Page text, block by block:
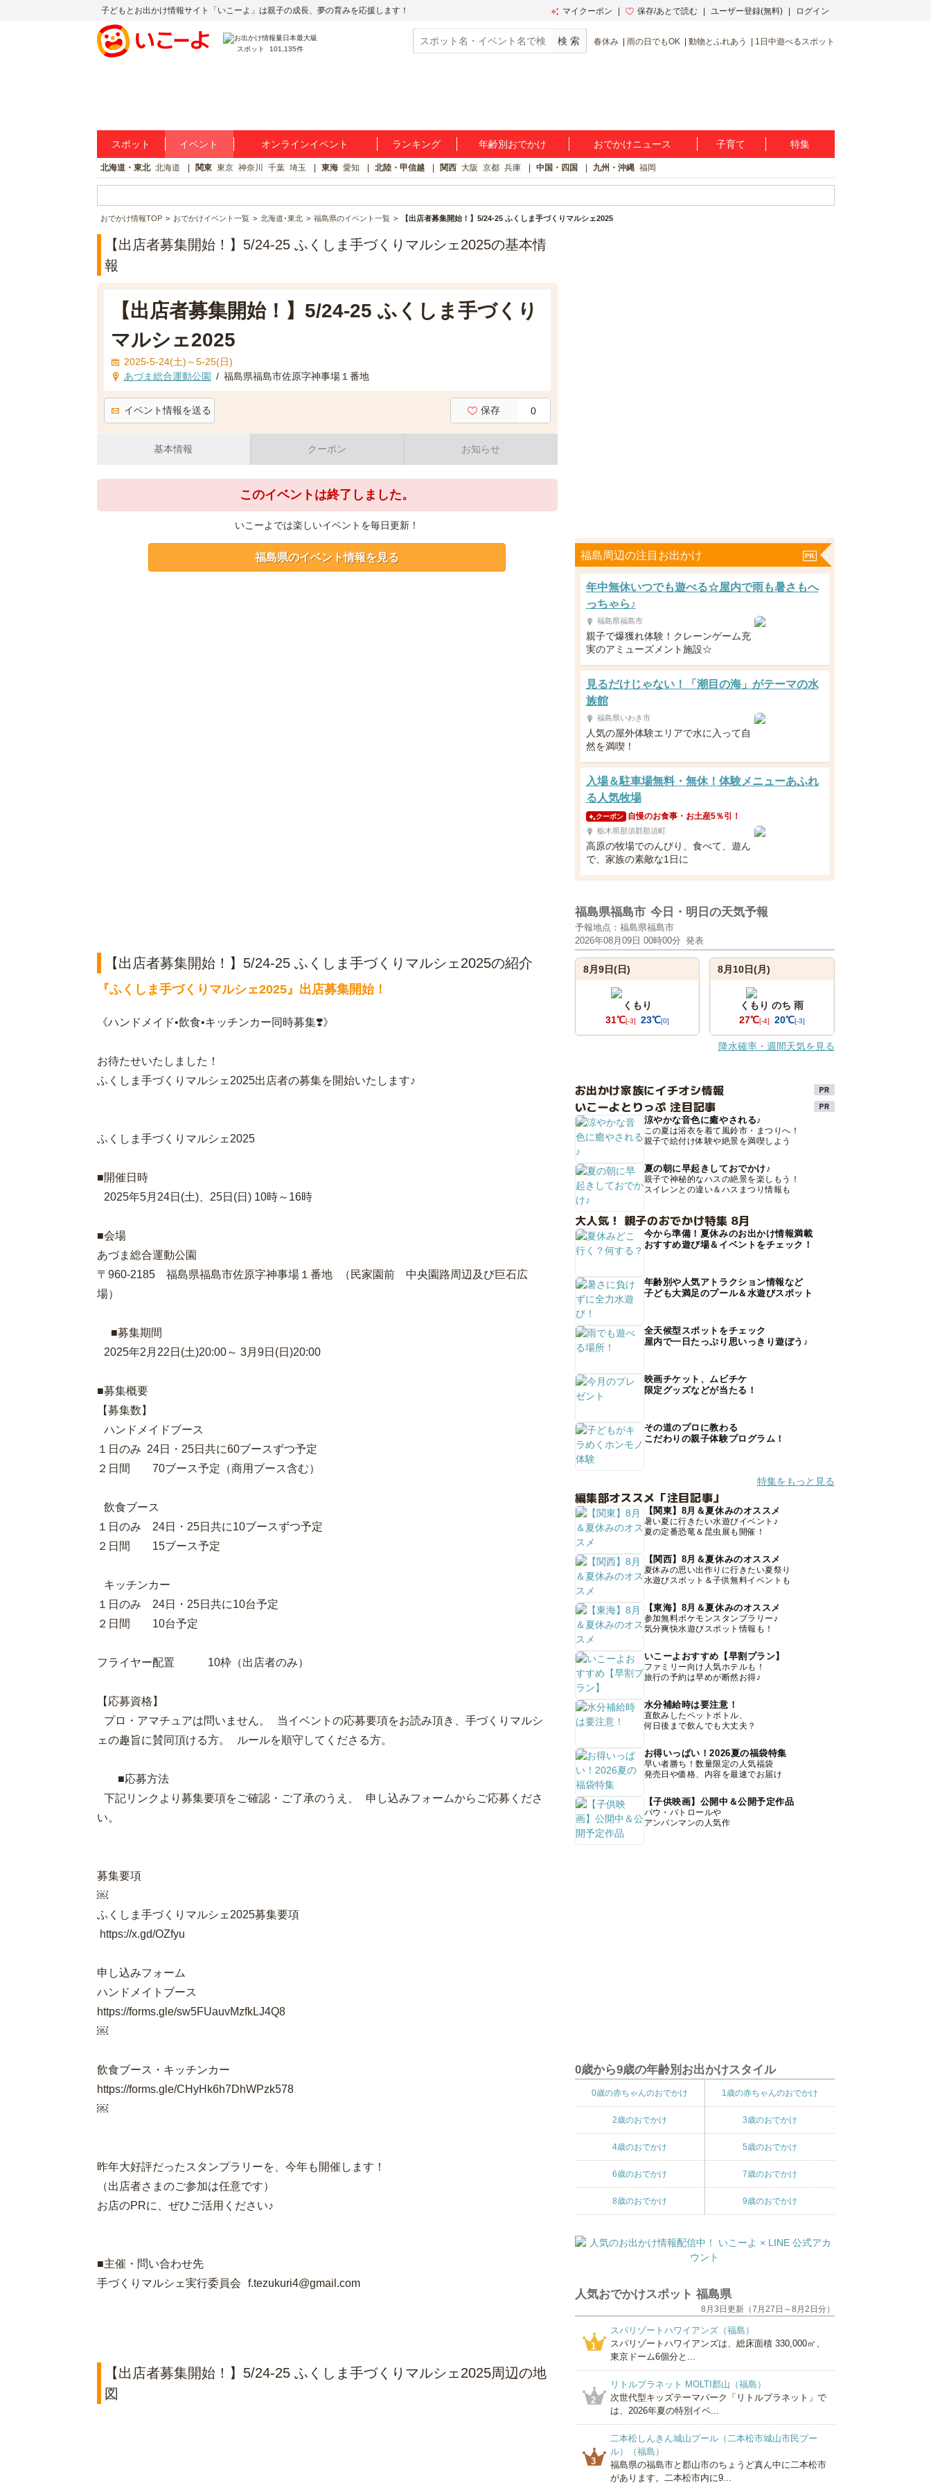
子どもとお出かけ情報サイト「いこーよ」は親子の成長、夢の育みを応援します！ マイクーポン 保存/あとで読む ユーザー登録(無料) ログイン
スポット 101,135件
春休み 雨の日でもOK 動物とふれあう 1日中遊べるスポット
スポット イベント オンラインイベント ランキング 年齢別おでかけ おでかけニュース 子育て 特集
北海道・東北 北海道 関東 東京 神奈川 千葉 埼玉 東海 愛知 北陸・甲信越 関西 大阪 京都 兵庫 中国・四国 九州・沖縄 福岡
おでかけ情報TOP おでかけイベント一覧 北海道･東北 福島県のイベント一覧 【出店者募集開始！】5/24-25 ふくしま手づくりマルシェ2025
【出店者募集開始！】5/24-25 ふくしま手づくりマルシェ2025の基本情
報
【出店者募集開始！】5/24-25 ふくしま手づくり
マルシェ2025
2025-5-24(土)～5-25(日)
あづま総合運動公園 / 福島県福島市佐原字神事場１番地
イベント情報を送る 保存 0
基本情報 クーポン お知らせ
このイベントは終了しました。
いこーよでは楽しいイベントを毎日更新！
福島県のイベント情報を見る
【出店者募集開始！】5/24-25 ふくしま手づくりマルシェ2025の紹介
『ふくしま手づくりマルシェ2025』出店募集開始！
《ハンドメイド•飲食•キッチンカー同時募集❣️》
お待たせいたしました！
ふくしま手づくりマルシェ2025出店者の募集を開始いたします♪
ふくしま手づくりマルシェ2025
■開催日時
2025年5月24日(土)、25日(日) 10時～16時
■会場
あづま総合運動公園
〒960-2185 福島県福島市佐原字神事場１番地 （民家園前 中央園路周辺及び巨石広
場）
■募集期間
2025年2月22日(土)20:00～ 3月9日(日)20:00
■募集概要
【募集数】
ハンドメイドブース
１日のみ 24日・25日共に60ブースずつ予定
２日間 70ブース予定（商用ブース含む）
飲食ブース
１日のみ 24日・25日共に10ブースずつ予定
２日間 15ブース予定
キッチンカー
１日のみ 24日・25日共に10台予定
２日間 10台予定
フライヤー配置 10枠（出店者のみ）
【応募資格】
プロ・アマチュアは問いません。 当イベントの応募要項をお読み頂き、手づくりマルシ
ェの趣旨に賛同頂ける方。 ルールを順守してくださる方。
■応募方法
下記リンクより募集要項をご確認・ご了承のうえ、 申し込みフォームからご応募くださ
い。
募集要項
￼
ふくしま手づくりマルシェ2025募集要項
https://x.gd/OZfyu
申し込みフォーム
ハンドメイトブース
https://forms.gle/sw5FUauvMzfkLJ4Q8
￼
飲食ブース・キッチンカー
https://forms.gle/CHyHk6h7DhWPzk578
￼
昨年大好評だったスタンプラリーを、今年も開催します！
（出店者さまのご参加は任意です）
お店のPRに、ぜひご活用ください♪
■主催・問い合わせ先
手づくりマルシェ実行委員会 f.tezukuri4@gmail.com
【出店者募集開始！】5/24-25 ふくしま手づくりマルシェ2025周辺の地
図
福島周辺の注目お出かけ
年中無休いつでも遊べる☆屋内で雨も暑さもへ
っちゃら♪
福島県福島市
親子で爆獲れ体験！クレーンゲーム充
実のアミューズメント施設☆
見るだけじゃない！「潮目の海」がテーマの水
族館
福島県いわき市
人気の屋外体験エリアで水に入って自
然を満喫！
入場＆駐車場無料・無休！体験メニューあふれ
る人気牧場
クーポン 自慢のお食事・お土産5％引！
栃木県那須郡那須町
高原の牧場でのんびり、食べて、遊ん
で、家族の素敵な1日に
福島県福島市 今日・明日の天気予報
予報地点：福島県福島市
2026年08月09日 00時00分 発表
8月9日(日)
くもり
31℃[-3] 23℃[0]
8月10日(月)
くもり のち 雨
27℃[-4] 20℃[-3]
降水確率・週間天気を見る
お出かけ家族にイチオシ情報
いこーよとりっぷ 注目記事
涼やかな音色に癒やされる♪
この夏は浴衣を着て風鈴市・まつりへ！
親子で絵付け体験や絶景を満喫しよう
夏の朝に早起きしておでかけ♪
親子で神秘的なハスの絶景を楽しもう！
スイレンとの違い＆ハスまつり情報も
大人気！ 親子のおでかけ特集 8月
今から準備！夏休みのお出かけ情報満載
おすすめ遊び場＆イベントをチェック！
年齢別や人気アトラクション情報など
子ども大満足のプール＆水遊びスポット
全天候型スポットをチェック
屋内で一日たっぷり思いっきり遊ぼう♪
映画チケット、ムビチケ
限定グッズなどが当たる！
その道のプロに教わる
こだわりの親子体験プログラム！
特集をもっと見る
編集部オススメ「注目記事」
【関東】8月＆夏休みのオススメ
暑い夏に行きたい水遊びイベント♪
夏の定番恐竜＆昆虫展も開催！
【関西】8月＆夏休みのオススメ
夏休みの思い出作りに行きたい夏祭り
水遊びスポット＆子供無料イベントも
【東海】8月＆夏休みのオススメ
参加無料ポケモンスタンプラリー♪
気分爽快水遊びスポット情報も！
いこーよおすすめ【早割プラン】
ファミリー向け人気ホテルも！
旅行の予約は早めが断然お得♪
水分補給時は要注意！
直飲みしたペットボトル、
何日後まで飲んでも大丈夫？
お得いっぱい！2026夏の福袋特集
早い者勝ち！数量限定の人気福袋
発売日や価格、内容を最速でお届け
【子供映画】公開中＆公開予定作品
パウ・パトロールや
アンパンマンの人気作
0歳から9歳の年齢別お出かけスタイル
0歳の赤ちゃんのおでかけ 1歳の赤ちゃんのおでかけ
2歳のおでかけ 3歳のおでかけ
4歳のおでかけ 5歳のおでかけ
6歳のおでかけ 7歳のおでかけ
8歳のおでかけ 9歳のおでかけ
人気おでかけスポット 福島県
8月3日更新（7月27日～8月2日分）
1
スパリゾートハワイアンズ（福島）
スパリゾートハワイアンズは、総床面積 330,000㎡、
東京ドーム6個分と...
2
リトルプラネット MOLTI郡山（福島）
次世代型キッズテーマパーク「リトルプラネット」で
は、2026年夏の特別イベ...
3
二本松しんきん城山プール（二本松市城山市民プー
ル）（福島）
福島県の福島市と郡山市のちょうど真ん中に二本松市
があります。二本松市内に9...